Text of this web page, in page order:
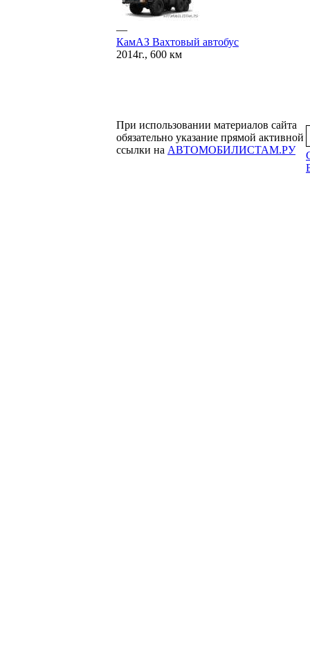
—
КамАЗ Вахтовый автобус
2014г., 600 км
При использовании материалов сайта
обязательно указание прямой активной
ссылки на АВТОМОБИЛИСТАМ.РУ